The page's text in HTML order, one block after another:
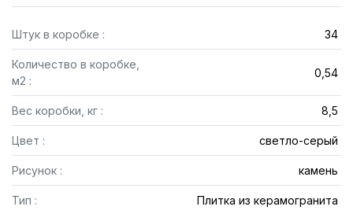
Штук в коробке : 34
Количество в коробке,
м2 :
0,54
Вес коробки, кг : 8,5
Цвет : светло-серый
Рисунок : камень
Тип : Плитка из керамогранита